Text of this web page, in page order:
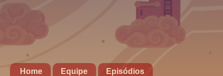
Home Equipe Episódios